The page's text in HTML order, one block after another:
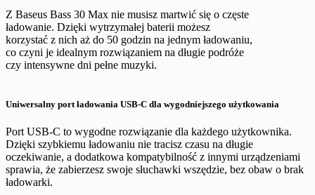
Z Baseus Bass 30 Max nie musisz martwić się o częste
ładowanie. Dzięki wytrzymałej baterii możesz
korzystać z nich aż do 50 godzin na jednym ładowaniu,
co czyni je idealnym rozwiązaniem na długie podróże
czy intensywne dni pełne muzyki.
Uniwersalny port ładowania USB-C dla wygodniejszego użytkowania
Port USB-C to wygodne rozwiązanie dla każdego użytkownika.
Dzięki szybkiemu ładowaniu nie tracisz czasu na długie
oczekiwanie, a dodatkowa kompatybilność z innymi urządzeniami
sprawia, że zabierzesz swoje słuchawki wszędzie, bez obaw o brak
ładowarki.